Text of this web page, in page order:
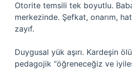
Otorite temsili tek boyutlu.
merkezinde. Şefkat, onarım,
zayıf.
Duygusal yük aşırı. Kardeşin
pedagojik “öğreneceğiz ve